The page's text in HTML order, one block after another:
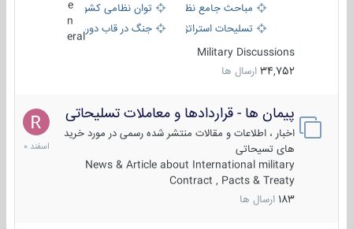
مباحث جامع نظامی
توان نظامی کشورها
تسلیحات استراتژیک
جنگ در قاب دوربین
eral
Military Discussions
34,752 ارسال ها
پیمان ها - قراردادها و معاملات تسلیحاتی
اخبار ، اطلاعات و مقالات منتشر شده رسمی در مورد خرید
های تسیحاتی
News & Article about International military
Contract , Pacts & Treaty
183 ارسال ها
7
اسفند
1400